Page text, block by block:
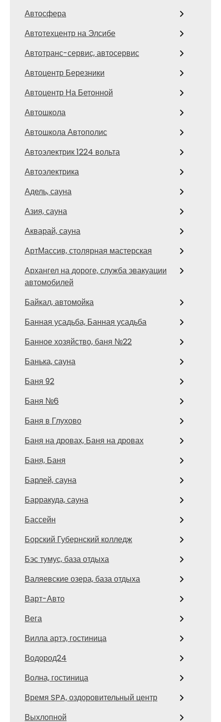
Автосфера
Автотехцентр на Элсибе
Автотранс-сервис, автосервис
Автоцентр Березники
Автоцентр На Бетонной
Автошкола
Автошкола Автополис
Автоэлектрик 1224 вольта
Автоэлектрика
Адель, сауна
Азия, сауна
Акварай, сауна
АртМассив, столярная мастерская
Архангел на дороге, служба эвакуации
автомобилей
Байкал, автомойка
Банная усадьба, Банная усадьба
Банное хозяйство, баня №22
Банька, сауна
Баня 92
Баня №6
Баня в Глухово
Баня на дровах, Баня на дровах
Баня, Баня
Барлей, сауна
Барракуда, сауна
Бассейн
Борский Губернский колледж
Бэс тумус, база отдыха
Валяевские озера, база отдыха
Варт-Авто
Вега
Вилла артэ, гостиница
Водород24
Волна, гостиница
Время SPA, оздоровительный центр
Выхлопной